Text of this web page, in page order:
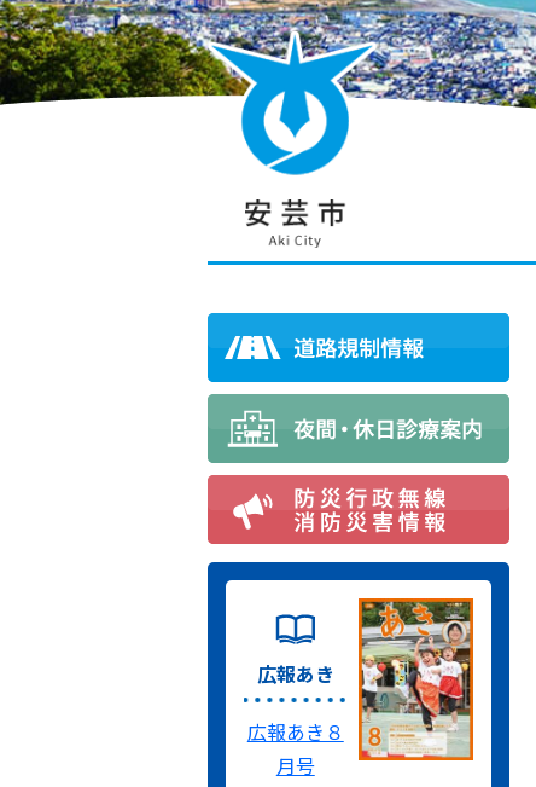
広報あき
広報あき８
月号